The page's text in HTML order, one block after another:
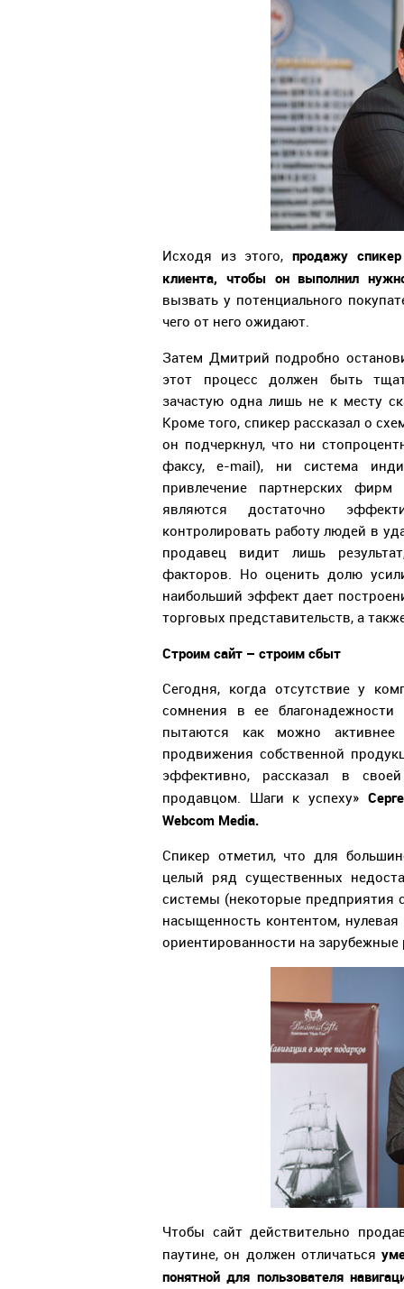
Исходя из этого,продажу
клиента, чтобы он выполнил
вызвать у потенциального
чего от него ожидают.
Затем Дмитрий подробно
этот процесс должен быть
зачастую одна лишь не к месту
Кроме того, спикер рассказал о
он подчеркнул, что ни
факсу, e-mail), ни система
привлечение партнерских
являются достаточно
контролировать работу людей в
продавец видит лишь
факторов. Но оценить долю
наибольший эффект дает
торговых представительств, а
Строим сайт – строим сбыт
Сегодня, когда отсутствие у
сомнения в ее благонадежности
пытаются как можно активнее
продвижения собственной
эффективно, рассказал в
продавцом. Шаги к успеху»
Webcom Media.
Спикер отметил, что для
целый ряд существенных
системы (некоторые предприятия
насыщенность контентом,
ориентированности на
Чтобы сайт действительно
паутине, он должен отличаться
понятной для пользователя